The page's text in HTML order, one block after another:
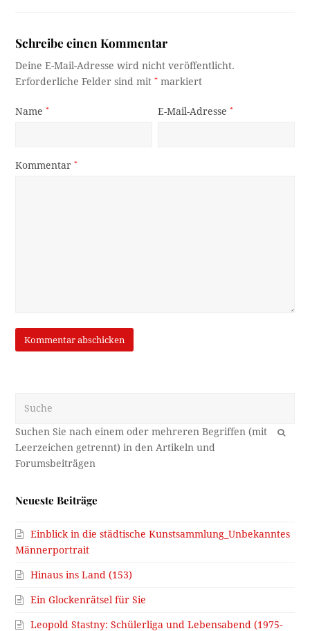
Schreibe einen Kommentar
Deine E-Mail-Adresse wird nicht veröffentlicht.
Erforderliche Felder sind mit* markiert
Name* E-Mail-Adresse*
Kommentar*
OK
Neueste Beiträge
Einblick in die städtische Kunstsammlung_Unbekanntes
Männerportrait
Hinaus ins Land (153)
Ein Glockenrätsel für Sie
Leopold Stastny: Schülerliga und Lebensabend (1975-